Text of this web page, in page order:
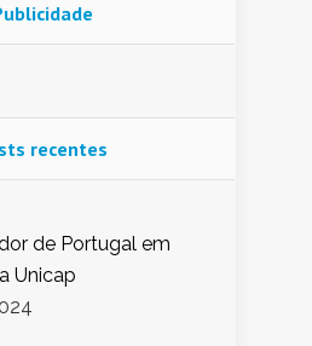
recentes
de Portugal em
Unicap